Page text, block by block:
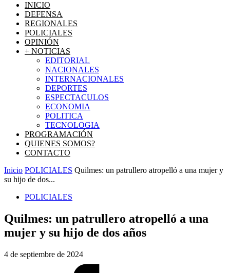
INICIO
DEFENSA
REGIONALES
POLICIALES
OPINIÓN
+ NOTICIAS
EDITORIAL
NACIONALES
INTERNACIONALES
DEPORTES
ESPECTACULOS
ECONOMIA
POLITICA
TECNOLOGIA
PROGRAMACIÓN
QUIENES SOMOS?
CONTACTO
Inicio POLICIALES Quilmes: un patrullero atropelló a una mujer y
su hijo de dos...
POLICIALES
Quilmes: un patrullero atropelló a una
mujer y su hijo de dos años
4 de septiembre de 2024